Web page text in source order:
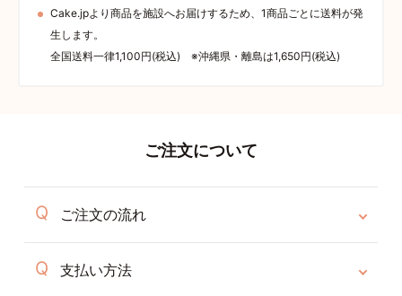
Cake.jpより商品を施設へお届けするため、1商品ごとに送料が発
生します。
全国送料一律1,100円(税込) ※沖縄県・離島は1,650円(税込)
ご注文について
ご注文の流れ
支払い方法